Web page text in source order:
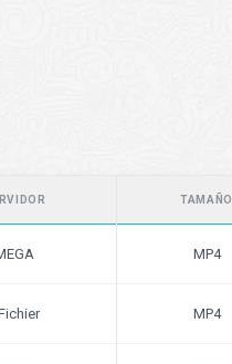
TAMAÑO
MP4
MP4